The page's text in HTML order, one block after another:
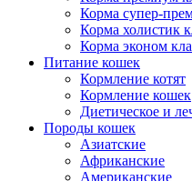
Корма супер-
Корма холистик
Корма эконом
Питание кошек
Кормление котят
Кормление кошек
Диетическое и
Породы кошек
Азиатские
Африканские
Американские